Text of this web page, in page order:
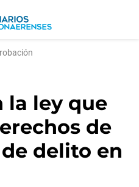
la ley que
de
delito en